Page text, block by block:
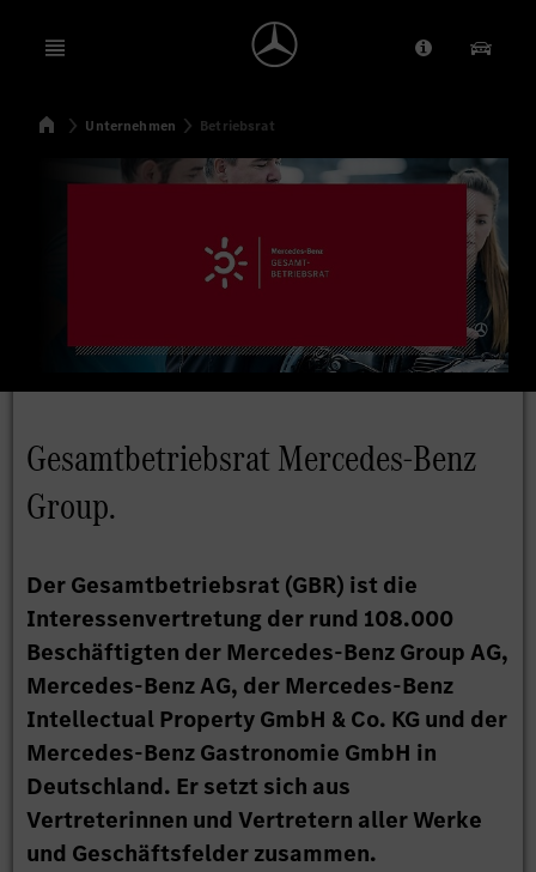
Open menu Anbieter/
SuchenStartseite
Unternehmen Betriebsrat
Gesamtbetriebsrat Mercedes-Benz
Group.
Der Gesamtbetriebsrat (GBR) ist die
Interessenvertretung der rund 108.000
Beschäftigten der Mercedes-Benz Group AG,
Mercedes-Benz AG, der Mercedes-Benz
Intellectual Property GmbH & Co. KG und der
Mercedes-Benz Gastronomie GmbH in
Deutschland. Er setzt sich aus
Vertreterinnen und Vertretern aller Werke
und Geschäftsfelder zusammen.